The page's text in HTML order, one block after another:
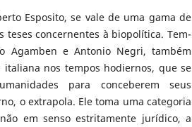
Esposito, se vale de uma gama de
teses concernentes à biopolítica. Tem-
Agamben e Antonio Negri, também
nos tempos hodiernos, que se
para conceberem seus
o extrapola. Ele toma uma categoria
em senso estritamente jurídico, a